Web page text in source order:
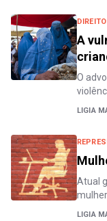
A
O
LIGIA
Atual
LIGIA